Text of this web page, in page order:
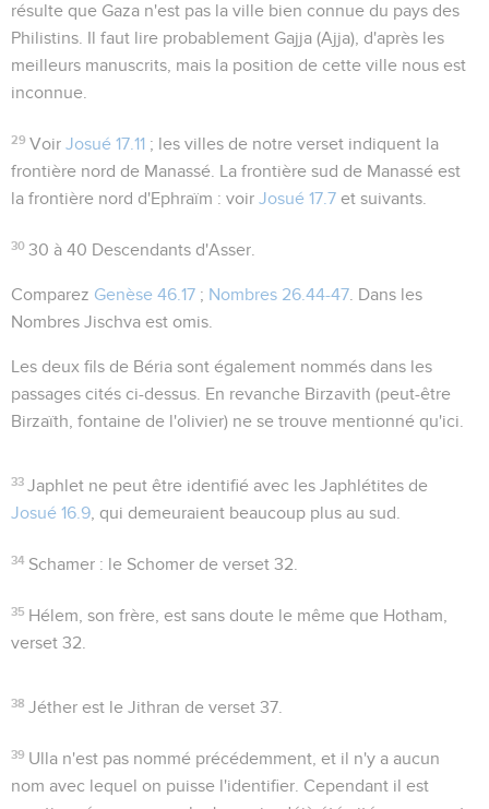
résulte que Gaza n'est pas la ville bien connue du pays des
Philistins. Il faut lire probablement Gajja (Ajja), d'après les
meilleurs manuscrits, mais la position de cette ville nous est
inconnue.
29 VoirJosué 17.11 ; les villes de notre verset indiquent la
frontière nord de Manassé. La frontière sud de Manassé est
la frontière nord d'Ephraïm : voir Josué 17.7 et suivants.
30 30 à 40 Descendants d'Asser.
Comparez Genèse 46.17 ; Nombres 26.44-47 . Dans les
Nombres Jischva est omis.
Les deux fils de Béria sont également nommés dans les
passages cités ci-dessus. En revanche Birzavith (peut-être
Birzaïth, fontaine de l'olivier) ne se trouve mentionné qu'ici.
33 Japhlet ne peut être identifié avec les Japhlétites de
Josué 16.9 , qui demeuraient beaucoup plus au sud.
34 Schamer : le Schomer de verset 32.
35 Hélem , son frère, est sans doute le même que Hotham,
verset 32.
38 Jéther est le Jithran de verset 37.
39 Ulla n'est pas nommé précédemment, et il n'y a aucun
nom avec lequel on puisse l'identifier. Cependant il est